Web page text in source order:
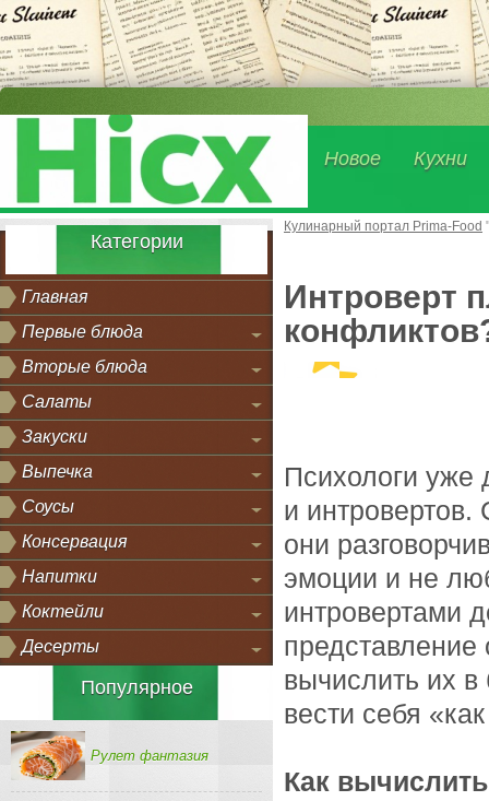
Новое Кухни
Категории
Главная
Первые блюда
Вторые блюда
Салаты
Закуски
Выпечка
Соусы
Консервация
Напитки
Коктейли
Десерты
Популярное
Рулет фантазия
Кулинарный портал Prima-Food
Интроверт
Психологи уже
и интровертов.
они
эмоции и не
интровертами
представление
вычислить их
вести себя
Как